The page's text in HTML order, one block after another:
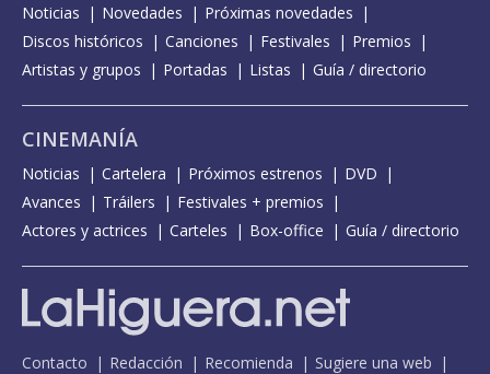
Noticias Novedades
Próximas novedades
Discos históricos
Canciones Festivales
Premios
Artistas y grupos
Portadas Listas Guía / directorio
CINEMANÍA
Noticias Cartelera Próximos estrenos
DVD
Avances
Tráilers
Festivales + premios
Actores y actrices
Carteles Box-office Guía / directorio
Contacto Redacción Recomienda Sugiere una web